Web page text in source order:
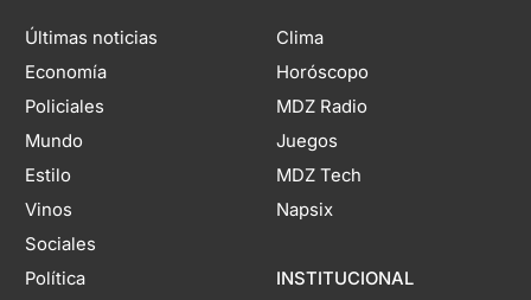
Últimas noticias
Economía
Policiales
Mundo
Estilo
Vinos
Sociales
Política
Clima
Horóscopo
MDZ Radio
Juegos
MDZ Tech
Napsix
INSTITUCIONAL